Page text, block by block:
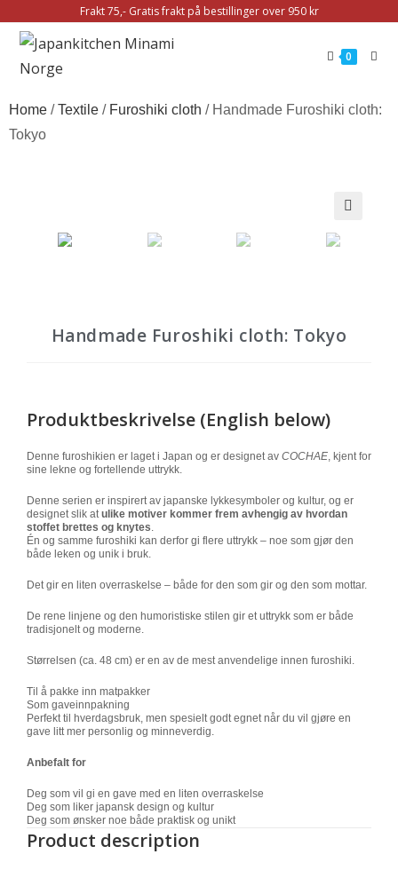
Frakt 75,- Gratis frakt på bestillinger over 950 kr
0
Home /Textile / Furoshiki cloth / Handmade Furoshiki cloth:
Tokyo
Handmade Furoshiki cloth: Tokyo
Produktbeskrivelse (English below)
Denne furoshikien er laget i Japan og er designet av COCHAE, kjent for
sine lekne og fortellende uttrykk.
Denne serien er inspirert av japanske lykkesymboler og kultur, og er
designet slik atulike motiver kommer frem avhengig av hvordan
stoffet brettes og knytes.
Én og samme furoshiki kan derfor gi flere uttrykk – noe som gjør den
både leken og unik i bruk.
Det gir en liten overraskelse – både for den som gir og den som mottar.
De rene linjene og den humoristiske stilen gir et uttrykk som er både
tradisjonelt og moderne.
Størrelsen (ca. 48 cm) er en av de mest anvendelige innen furoshiki.
Til å pakke inn matpakker
Som gaveinnpakning
Perfekt til hverdagsbruk, men spesielt godt egnet når du vil gjøre en
gave litt mer personlig og minneverdig.
Anbefalt for
Deg som vil gi en gave med en liten overraskelse
Deg som liker japansk design og kultur
Deg som ønsker noe både praktisk og unikt
Product description